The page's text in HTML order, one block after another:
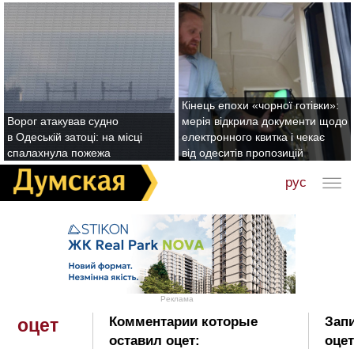
Ворог атакував судно
в Одеській затоці: на місці
спалахнула пожежа
Кінець епохи «чорної готівки»:
мерія відкрила документи щодо
електронного квитка і чекає
від одеситів пропозицій
рус
Реклама
оцет
Комментарии которые
оставил оцет: